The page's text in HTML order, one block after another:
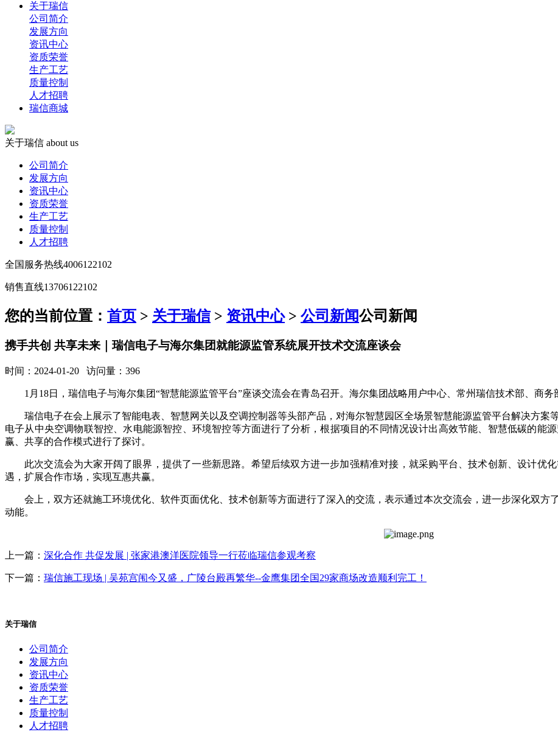
关于瑞信
公司简介
发展方向
资讯中心
资质荣誉
生产工艺
质量控制
人才招聘
瑞信商城
关于瑞信 about us
公司简介
发展方向
资讯中心
资质荣誉
生产工艺
质量控制
人才招聘
全国服务热线4006122102
销售直线13706122102
您的当前位置： 首页 > 关于瑞信> 资讯中心> 公司新闻公司新闻
携手共创 共享未来｜瑞信电子与海尔集团就能源监管系统展开技术交流座谈会
时间：2024-01-20 访问量：396
1月18日，瑞信电子与海尔集团“智慧能源监管平台”座谈交流会在青岛召开。海尔集团战略用户中心、常州瑞信技术部、商
瑞信电子在会上展示了智能电表、智慧网关以及空调控制器等头部产品，对海尔智慧园区全场景智慧能源监管平台解决方
电子从中央空调物联智控、水电能源智控、环境智控等方面进行了分析，根据项目的不同情况设计出高效节能、智慧低碳的能
赢、共享的合作模式进行了探讨。
此次交流会为大家开阔了眼界，提供了一些新思路。希望后续双方进一步加强精准对接，就采购平台、技术创新、设计优
遇，扩展合作市场，实现互惠共赢。
会上，双方还就施工环境优化、软件页面优化、技术创新等方面进行了深入的交流，表示通过本次交流会，进一步深化双
动能。
上一篇： 深化合作 共促发展 | 张家港澳洋医院领导一行莅临瑞信参观考察
下一篇： 瑞信施工现场 | 吴苑宫闱今又盛，广陵台殿再繁华--金鹰集团全国29家商场改造顺利完工！
关于瑞信
公司简介
发展方向
资讯中心
资质荣誉
生产工艺
质量控制
人才招聘